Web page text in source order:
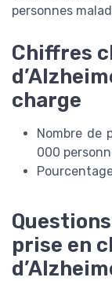
personnes
Chiffres
charge
Nombre de
000
prise en